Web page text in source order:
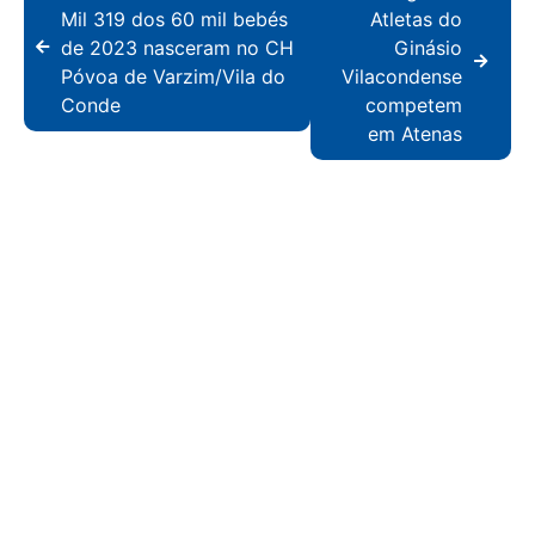
Mil 319 dos 60 mil bebés
de 2023 nasceram no CH
Póvoa de Varzim/Vila do
Conde
Atletas do
Ginásio
Vilacondense
competem
em Atenas